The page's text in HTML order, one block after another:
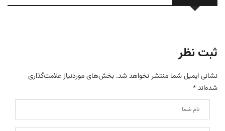
ثبت نظر
نشانی ایمیل شما منتشر نخواهد شد. بخش‌های موردنیاز علامت‌گذاری
شده‌اند*